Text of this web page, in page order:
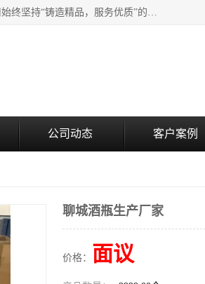
山东郓城瑞升玻璃有限公司地处水浒文化发源地、中国日用玻璃生产基地——山东郓城。 公司始终坚持“铸造精品，服务优质”的经营理念，斥资8000多万元引进国内先进的水晶料手工瓶生产线6条，晶白料8S机生产线8条，并引进人工挑料生产异型瓶和水晶玻璃瓶盖生产线。
公司动态 客户案例
聊城酒瓶生产厂家
价格： 面议